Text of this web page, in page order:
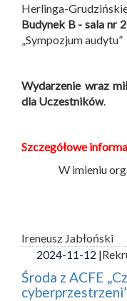
Herlinga-
Budynek B - sala nr
„Sympozjum audytu”
Wydarzenie wraz
dla Uczestników.
Szczegółowe
W imieniu
Ireneusz Jabłoński
2024-11-12 |
Środa z ACFE